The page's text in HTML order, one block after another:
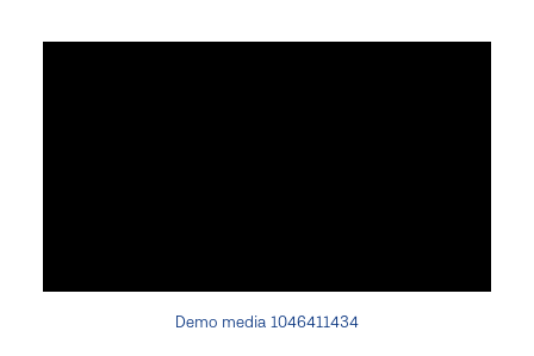
Demo media 1046411434